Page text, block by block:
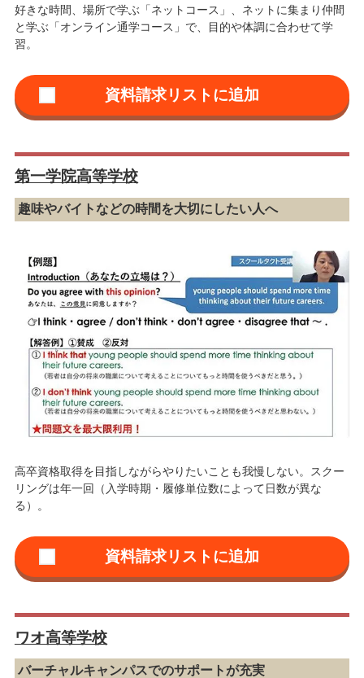
好きな時間、場所で学ぶ「ネットコース」、ネットに集まり仲間
と学ぶ「オンライン通学コース」で、目的や体調に合わせて学
習。
第一学院高等学校
趣味やバイトなどの時間を大切にしたい人へ
高卒資格取得を目指しながらやりたいことも我慢しない。スクー
リングは年一回（入学時期・履修単位数によって日数が異な
る）。
ワオ高等学校
バーチャルキャンパスでのサポートが充実